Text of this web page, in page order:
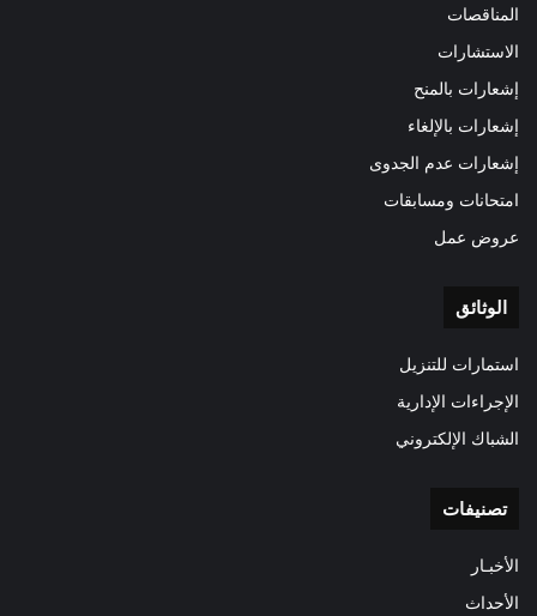
المناقصات
الاستشارات
إشعارات بالمنح
إشعارات بالإلغاء
إشعارات عدم الجدوى
امتحانات ومسابقات
عروض عمل
الوثائق
استمارات للتنزيل
الإجراءات الإدارية
الشباك الإلكتروني
تصنيفات
الأخبـار
الأحداث